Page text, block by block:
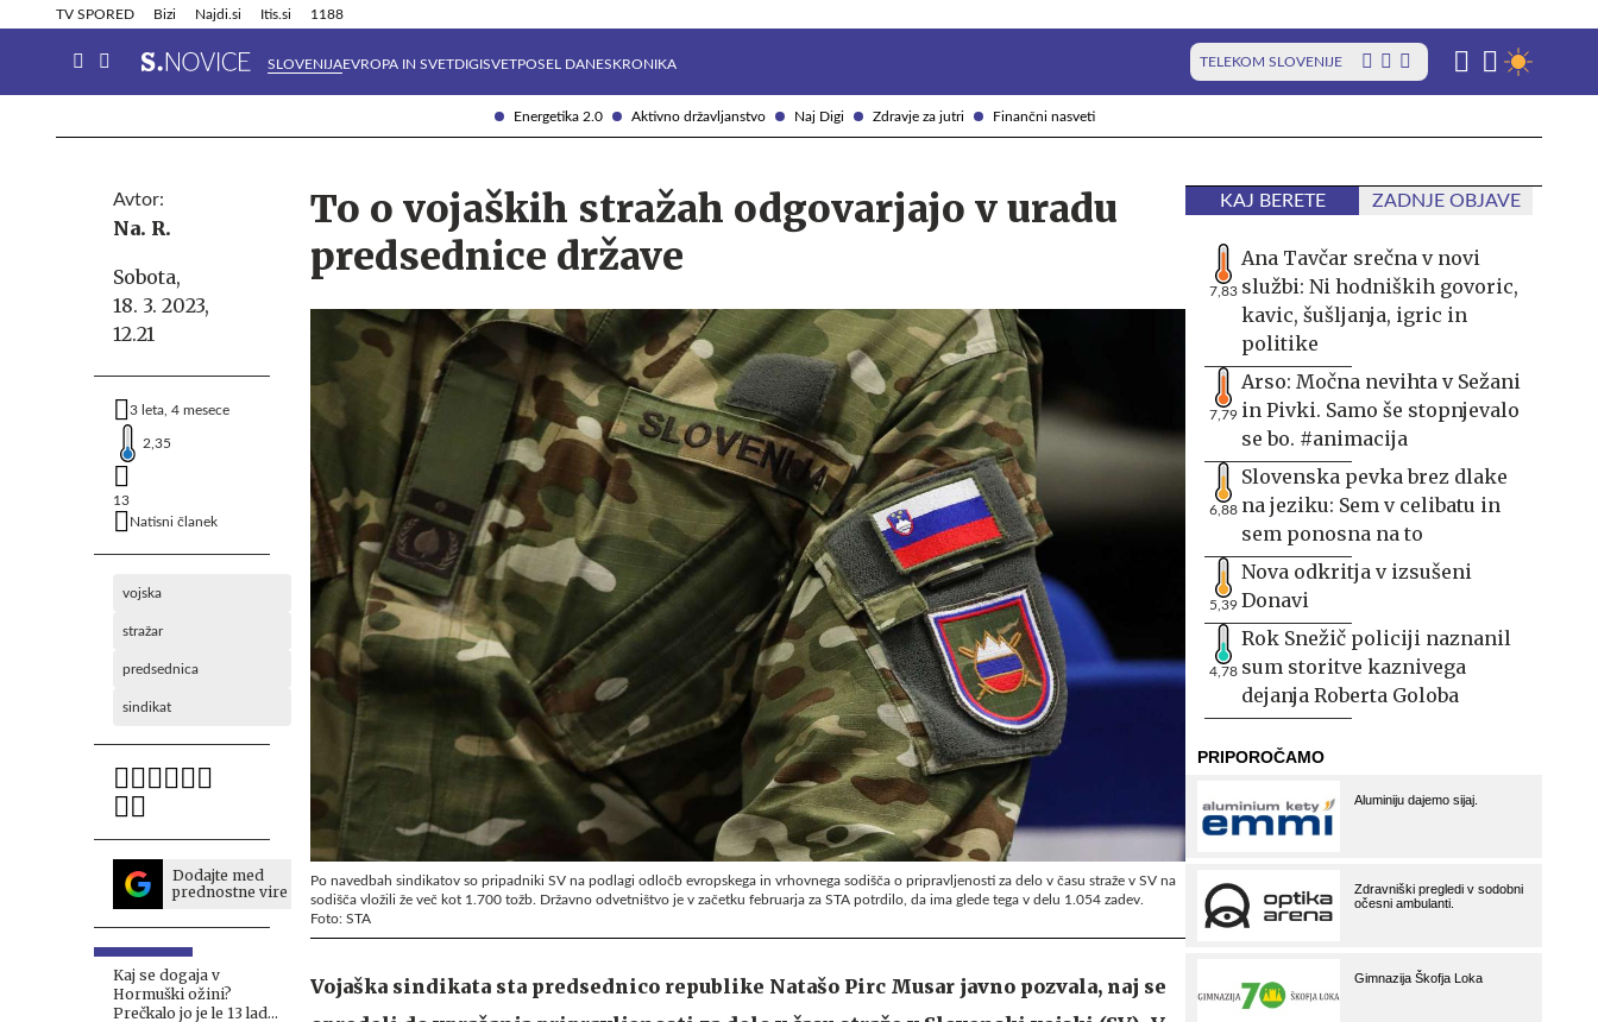
Energetika 2.0 Aktivno državljanstvo Naj Digi Zdravje za jutri Finančni nasveti
TV SPORED Bizi Najdi.si Itis.si 1188
SLOVENIJAEVROPA IN SVETDIGISVETPOSEL DANESKRONIKA TELEKOM SLOVENIJE
Info in obvestila Tehnik
Avtor:
Na. R.
Sobota,
18. 3. 2023,
12.21
3 leta, 4 mesece
2,35
13
Natisni članek
vojska
stražar
predsednica
sindikat
Dodajte med
prednostne vire
Kaj se dogaja v
Hormuški ožini?
Prečkalo jo je le 13 ladij.
To o vojaških stražah odgovarjajo v uradu
predsednice države
Po navedbah sindikatov so pripadniki SV na podlagi odločb evropskega in vrhovnega sodišča o pripravljenosti za delo v času straže v SV na
sodišča vložili že več kot 1.700 tožb. Državno odvetništvo je v začetku februarja za STA potrdilo, da ima glede tega v delu 1.054 zadev.
Foto: STA
Vojaška sindikata sta predsednico republike Natašo Pirc Musar javno pozvala, naj se
KAJ BERETE ZADNJE OBJAVE
7,83
Ana Tavčar srečna v novi
službi: Ni hodniških govoric,
kavic, šušljanja, igric in
politike
7,79
Arso: Močna nevihta v Sežani
in Pivki. Samo še stopnjevalo
se bo. #animacija
6,88
Slovenska pevka brez dlake
na jeziku: Sem v celibatu in
sem ponosna na to
5,39
Nova odkritja v izsušeni
Donavi
4,78
Rok Snežič policiji naznanil
sum storitve kaznivega
dejanja Roberta Goloba